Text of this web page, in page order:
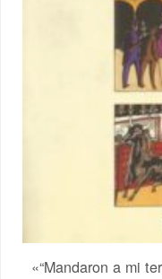
«“Mandaron a mi